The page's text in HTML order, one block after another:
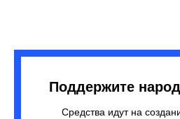
Поддержите
Средства идут на